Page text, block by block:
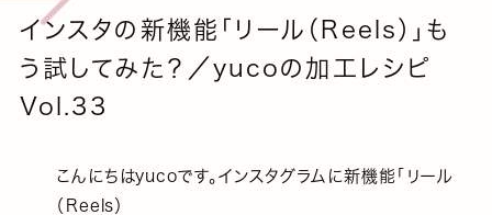
インスタの新機能「リール（Reels）」も
う試してみた？／yucoの加工レシピ
Vol.33
こんにちはyucoです。インスタグラムに新機能「リール
（Reels）